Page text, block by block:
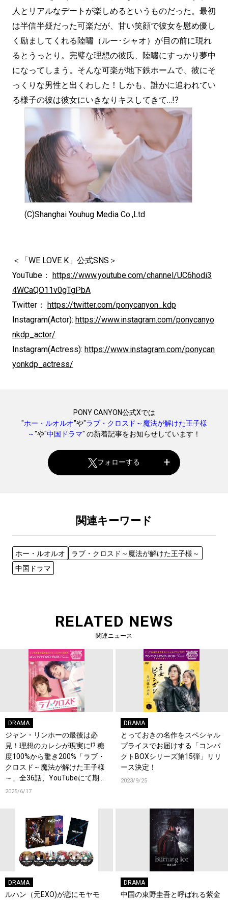
人とリアルなデートが楽しめるというものだった。最初
は半信半疑だった可楽だが、甘い笑顔で彼女を慰め優し
く励ましてくれる陸嘯（ルー･シャオ）が目の前に現れ
るとうっとり。完璧な理想の彼氏、陸嘯にすっかり夢中
になってしまう。そんな可楽が地下鉄ホームで、彼にそ
っくりな男性と出くわした！しかも、誰かに追われてい
る様子の彼は彼女にいきなりキスしてきて…!?
(C)Shanghai Youhug Media Co.,Ltd
＜「WE LOVE K」公式SNS＞
YouTube： https://www.youtube.com/channel/UC6hodi3
4WCaQO11v0gTgPbA
Twitter： https://twitter.com/ponycanyon_kdp
Instagram(Actor): https://www.instagram.com/ponycanyo
nkdp_actor/
Instagram(Actress): https://www.instagram.com/ponycan
yonkdp_actress/
PONY CANYON公式Xでは
"ホー・ルオルオ"や"ラブ・クロスド～魔法が解けた王子様
～"や"中国ドラマ" の新着記事をお知らせしています！
フォローする
関連キーワード
ホー・ルオルオ
ラブ・クロスド～魔法が解けた王子様～
中国ドラマ
RELATED NEWS
関連ニュース
DRAMA
ジャン・リンホーの最後は必
見！理想のカレシが現実に!? 糖
度100%から驚き200%「ラブ・
クロスド～魔法が解けた王子様
～」全36話、YouTubeにて期間
限定で特別公開！
2025/6/17
DRAMA
とっておきの名作をスペシャル
プライスでお届けする「コンパ
クトBOXシリーズ第15弾」リリ
ース決定！
2023/9/25
DRAMA
ルハン（元EXO)が恋にモヤモ
DRAMA
中国の東野圭吾と呼ばれる紫金